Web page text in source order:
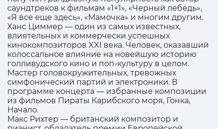
саундтреков к фильмам «1+1», «Черный лебедь»,
«Я все еще здесь», «Мамочка» и многим другим.
Ханс Циммер — один из самых известных,
влиятельных и коммерчески успешных
кинокомпозиторов XXI века. Человек, оказавший
колоссальное влияние на новейшую историю
голливудского кино и поп-культуру в целом.
Мастер головокружительных, тревожных
симфонический партий и электроники. В
программе концерта — избранные композиции
из фильмов Пираты Карибского моря, Гонка,
Начало.
Макс Рихтер — британский композитор и